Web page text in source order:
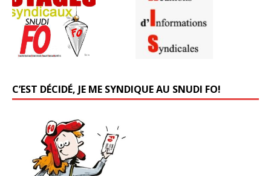
C’EST DÉCIDÉ, JE ME SYNDIQUE AU SNUDI FO!